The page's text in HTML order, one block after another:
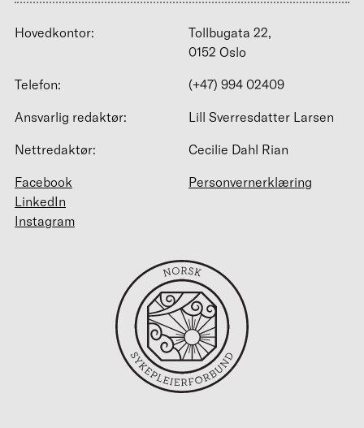
Hovedkontor:
Tollbugata 22,
0152 Oslo
Telefon:
(+47) 994 02409
Ansvarlig redaktør:
Lill Sverresdatter Larsen
Nettredaktør:
Cecilie Dahl Rian
Facebook
LinkedIn
Instagram
Personvernerklæring